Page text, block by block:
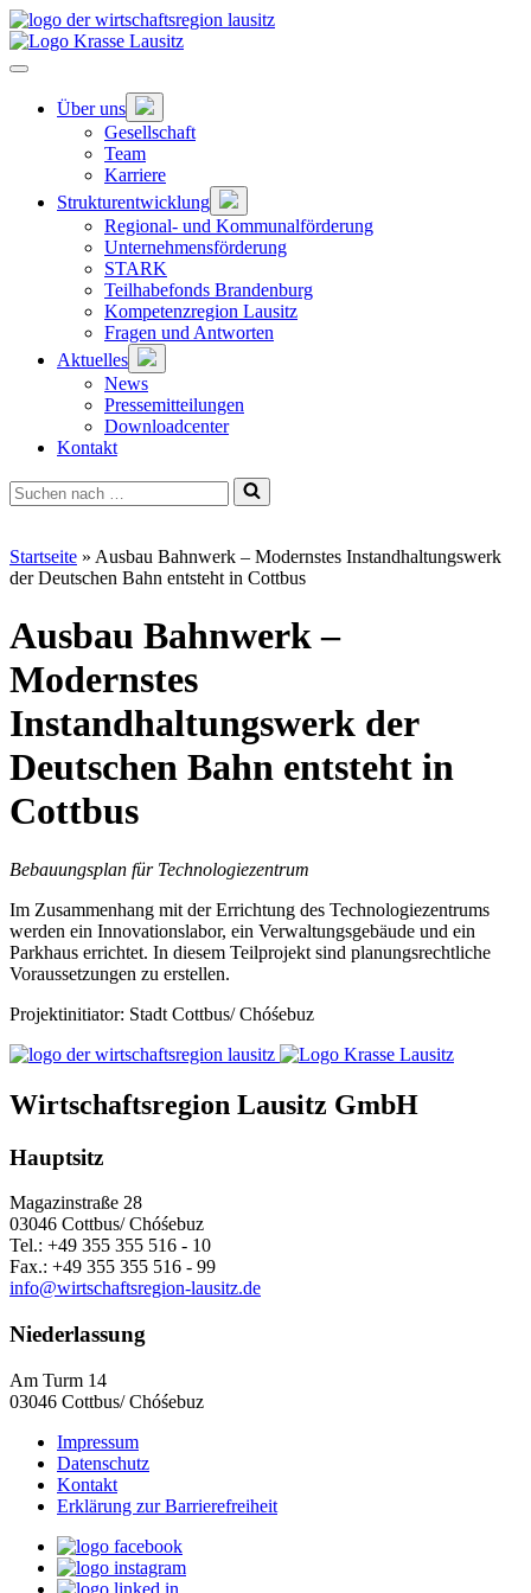
Zum
Hauptinhalt
springen
Hauptnavigation
Über uns
Untermenü
öffnen
Gesellschaft
Team
Karriere
Strukturentwicklung
Untermenü
öffnen
Regional- und Kommunalförderung
Unternehmensförderung
STARK
Teilhabefonds Brandenburg
Kompetenzregion Lausitz
Fragen und Antworten
Aktuelles
Untermenü
öffnen
News
Pressemitteilungen
Downloadcenter
Kontakt
Suchen
nach …
Startseite » Ausbau Bahnwerk – Modernstes Instandhaltungswerk
der Deutschen Bahn entsteht in Cottbus
Ausbau Bahnwerk –
Modernstes
Instandhaltungswerk der
Deutschen Bahn entsteht in
Cottbus
Bebauungsplan für Technologiezentrum
Im Zusammenhang mit der Errichtung des Technologiezentrums
werden ein Innovationslabor, ein Verwaltungsgebäude und ein
Parkhaus errichtet. In diesem Teilprojekt sind planungsrechtliche
Voraussetzungen zu erstellen.
Projektinitiator: Stadt Cottbus/ Chóśebuz
Wirtschaftsregion Lausitz GmbH
Hauptsitz
Magazinstraße 28
03046 Cottbus/ Chóśebuz
Tel.: +49 355 355 516 - 10
Fax.: +49 355 355 516 - 99
info@wirtschaftsregion-lausitz.de
Niederlassung
Am Turm 14
03046 Cottbus/ Chóśebuz
Impressum
Datenschutz
Kontakt
Erklärung zur Barrierefreiheit